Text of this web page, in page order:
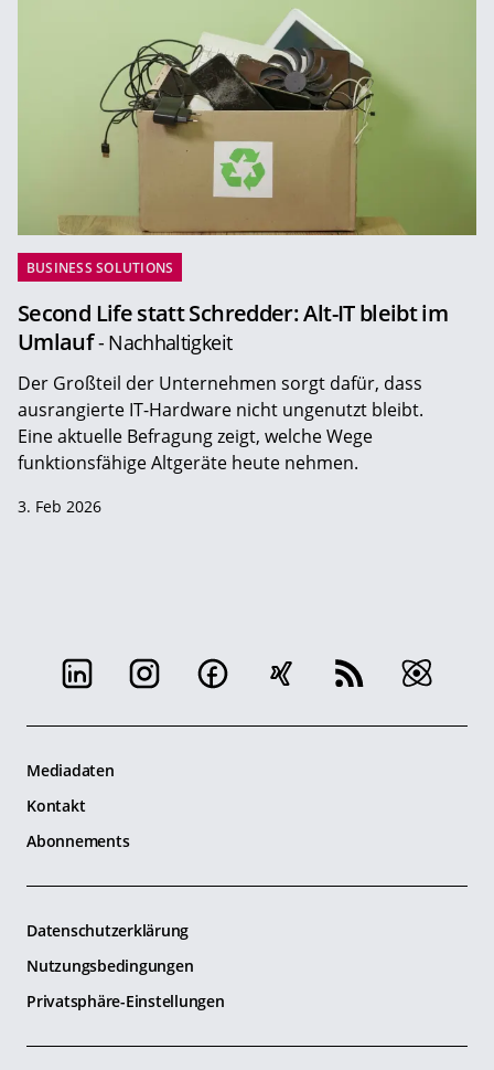
BUSINESS SOLUTIONS
Second Life statt Schredder: Alt-IT bleibt im
Umlauf- Nachhaltigkeit
Der Großteil der Unternehmen sorgt dafür, dass
ausrangierte IT-Hardware nicht ungenutzt bleibt.
Eine aktuelle Befragung zeigt, welche Wege
funktionsfähige Altgeräte heute nehmen.
3. Feb 2026
Mediadaten
Kontakt
Abonnements
Datenschutzerklärung
Nutzungsbedingungen
Privatsphäre-Einstellungen